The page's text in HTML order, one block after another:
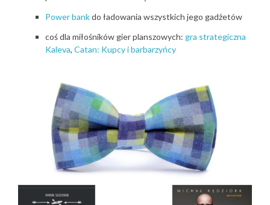
Power bankdo ładowania wszystkich jego gadżetów
coś dla miłośników gier planszowych: gra strategiczna
Kaleva, Catan: Kupcy i barbarzyńcy